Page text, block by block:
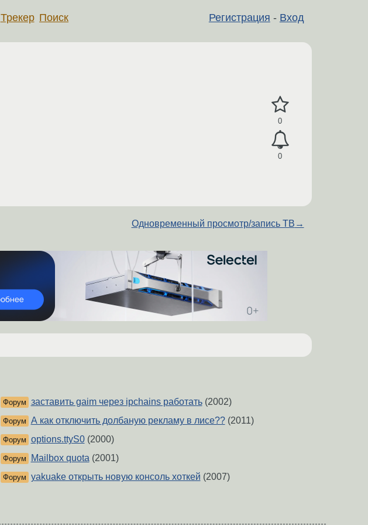
Регистрация - Вход
Трекер Поиск
0
0
Одновременный просмотр/запись ТВ →
Форум заставить gaim через ipchains работать(2002)
Форум А как отключить долбаную рекламу в лисе??(2011)
Форум options.ttyS0(2000)
Форум Mailbox quota(2001)
Форум yakuake открыть новую консоль хоткей (2007)